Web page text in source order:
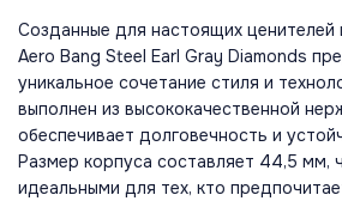
Созданные для настоящих ценителей
Aero Bang Steel Earl Gray Diamonds
уникальное сочетание стиля и
выполнен из высококачественной
обеспечивает долговечность и
Размер корпуса составляет 44,5 мм,
идеальными для тех, кто